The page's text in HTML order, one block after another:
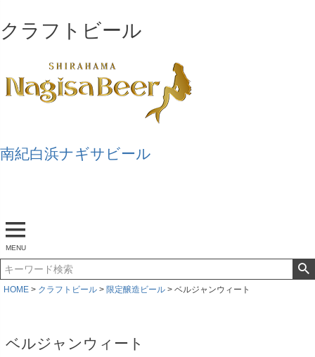
クラフトビール
南紀白浜ナギサビール
MENU
HOME クラフトビール 限定醸造ビール ベルジャンウィート
ベルジャンウィート